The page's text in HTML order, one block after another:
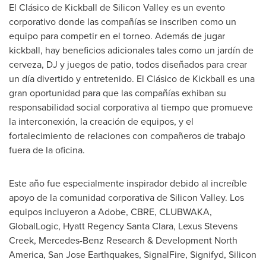
El Clásico de Kickball de Silicon Valley es un evento
corporativo donde las compañías se inscriben como un
equipo para competir en el torneo. Además de jugar
kickball, hay beneficios adicionales tales como un jardín de
cerveza, DJ y juegos de patio, todos diseñados para crear
un día divertido y entretenido. El Clásico de Kickball es una
gran oportunidad para que las compañías exhiban su
responsabilidad social corporativa al tiempo que promueve
la interconexión, la creación de equipos, y el
fortalecimiento de relaciones con compañeros de trabajo
fuera de la oficina.
Este año fue especialmente inspirador debido al increíble
apoyo de la comunidad corporativa de Silicon Valley. Los
equipos incluyeron a Adobe, CBRE, CLUBWAKA,
GlobalLogic, Hyatt Regency Santa Clara, Lexus Stevens
Creek, Mercedes-Benz Research & Development North
America, San Jose Earthquakes, SignalFire, Signifyd, Silicon